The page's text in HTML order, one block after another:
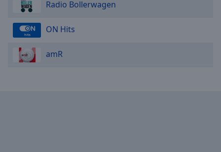
Radio Bollerwagen
ON Hits
amR